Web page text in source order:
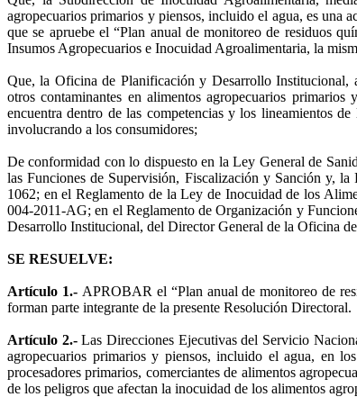
agropecuarios primarios y piensos, incluido el agua, es una
que se apruebe el “Plan anual de monitoreo de residuos
Insumos Agropecuarios e Inocuidad Agroalimentaria, la
Que, la Oficina de Planificación y Desarrollo
otros contaminantes en alimentos agropecuarios
encuentra dentro de las competencias y los lineamientos
involucrando a los consumidores;
De conformidad con lo dispuesto en la Ley General de
las Funciones de Supervisión, Fiscalización y Sanción y,
1062; en el Reglamento de la Ley de Inocuidad de los
004-2011-AG; en el Reglamento de Organización y
Desarrollo Institucional, del Director General de la Oficina
SE RESUELVE:
Artículo 1.-APROBAR el “Plan anual de monitoreo de
forman parte integrante de la presente Resolución Directoral.
Artículo 2.-Las Direcciones Ejecutivas del Servicio
agropecuarios primarios y piensos, incluido el agua, en
procesadores primarios, comerciantes de alimentos
de los peligros que afectan la inocuidad de los alimentos